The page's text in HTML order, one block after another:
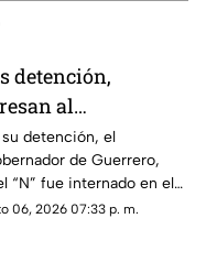
detención,
al
Ángel
penal del
su detención, el
de Guerrero,
“N” fue internado en el
del Altiplano; esto es lo
06, 2026 07:33 p. m.